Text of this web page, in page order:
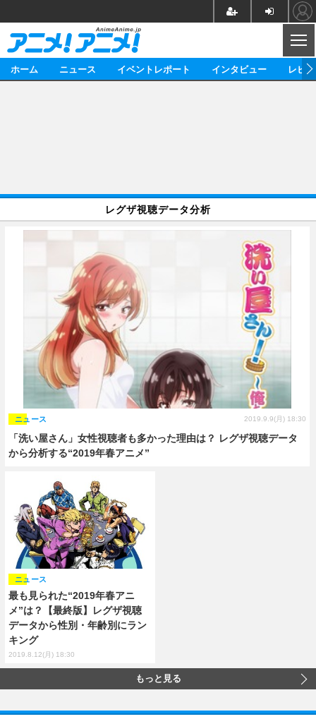
海外
海外イベント ビジネス
俳優・タレント アーティスト
レビュー
アニメ 実写
イベント
ゲーム 座談会
動画
映画/ドラマ
アニメ！アニメ！TV ABEMA Cafe
ホーム ニュース イベントレポート インタビュー レビ
レグザ視聴データ分析
「洗い屋さん」女性視聴者も多かった理由は？ レグザ視聴データ
から分析する“2019年春アニメ”
ニュース 2019.9.9(月) 18:30
最も見られた“2019年春アニ
メ”は？【最終版】レグザ視聴
データから性別・年齢別にラン
キング
ニュース
2019.8.12(月) 18:30
もっと見る